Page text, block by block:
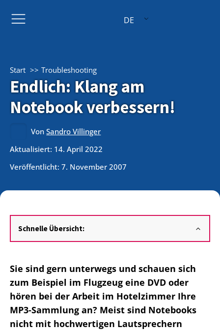
DE
Start Troubleshooting
Endlich: Klang am
Notebook verbessern!
VonSandro Villinger
Aktualisiert: 14. April 2022
Veröffentlicht: 7. November 2007
Schnelle Übersicht:
Sie sind gern unterwegs und schauen sich
zum Beispiel im Flugzeug eine DVD oder
hören bei der Arbeit im Hotelzimmer Ihre
MP3-Sammlung an? Meist sind Notebooks
nicht mit hochwertigen Lautsprechern